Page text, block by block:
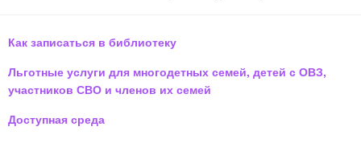
Как записаться в библиотеку
Льготные услуги для многодетных семей, детей с ОВЗ,
участников СВО и членов их семей
Доступная среда